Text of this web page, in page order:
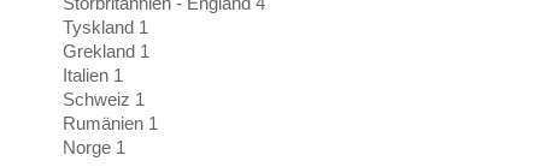
Tyskland 1
Grekland 1
Italien 1
Schweiz 1
Rumänien 1
Norge 1